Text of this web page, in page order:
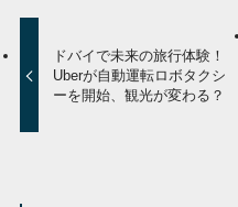
ドバイで未来の旅行体験！
Uberが自動運転ロボタクシ
ーを開始、観光が変わる？